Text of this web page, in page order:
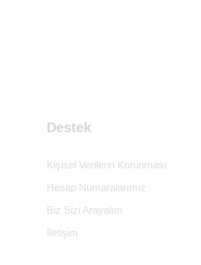
Destek
Kişisel Verilerin Korunması
Hesap Numaralarımız
Biz Sizi Arayalım
İletişim